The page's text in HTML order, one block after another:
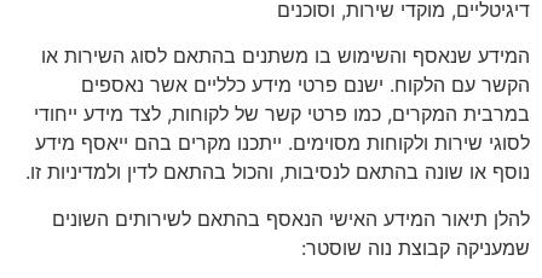
דיגיטליים, מוקדי שירות, וסוכנים
המידע שנאסף והשימוש בו משתנים בהתאם לסוג השירות או
הקשר עם הלקוח. ישנם פרטי מידע כלליים אשר נאספים
במרבית המקרים, כמו פרטי קשר של לקוחות, לצד מידע ייחודי
לסוגי שירות ולקוחות מסוימים. ייתכנו מקרים בהם ייאסף מידע
נוסף או שונה בהתאם לנסיבות, והכול בהתאם לדין ולמדיניות זו.
להלן תיאור המידע האישי הנאסף בהתאם לשירותים השונים
שמעניקה קבוצת נוה שוסטר: